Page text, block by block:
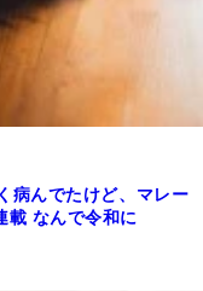
病んでたけど、マレー
載 なんで令和に